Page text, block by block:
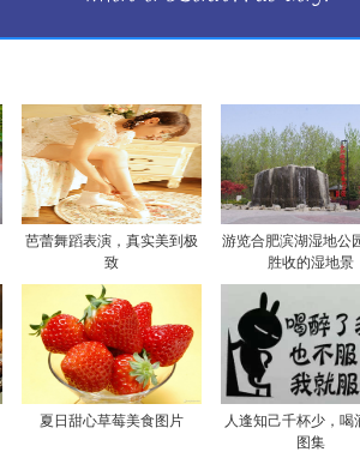
芭蕾舞蹈表演，真实美到极
致
游览合肥滨湖湿地公
胜收的湿地景
夏日甜心草莓美食图片
人逢知己千杯少，喝
图集